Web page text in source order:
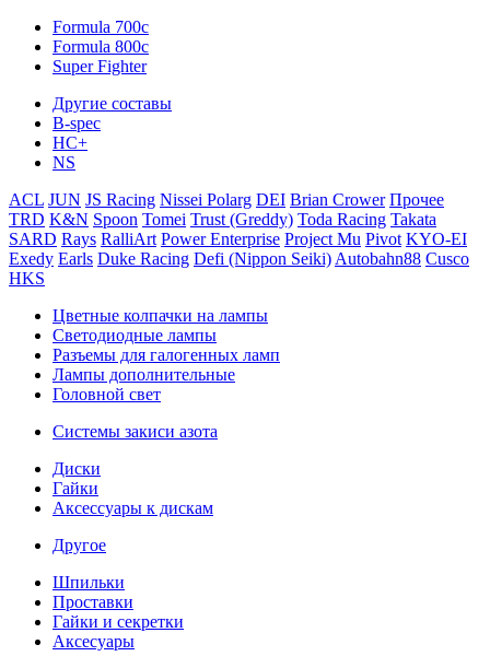
Formula 700c
Formula 800c
Super Fighter
Другие составы
B-spec
HC+
NS
ACL JUN JS Racing Nissei Polarg DEI Brian Crower Прочее
TRD K&N Spoon Tomei Trust (Greddy) Toda Racing Takata
SARD Rays RalliArt Power Enterprise Project Mu Pivot KYO-EI
Exedy Earls Duke Racing Defi (Nippon Seiki) Autobahn88 Cusco
HKS
Цветные колпачки на лампы
Светодиодные лампы
Разъемы для галогенных ламп
Лампы дополнительные
Головной свет
Системы закиси азота
Диски
Гайки
Аксессуары к дискам
Другое
Шпильки
Проставки
Гайки и секретки
Аксесуары